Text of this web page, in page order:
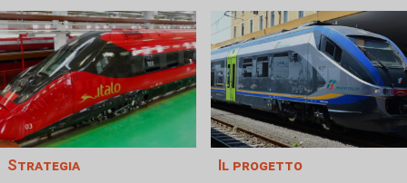
Strategia Il progetto